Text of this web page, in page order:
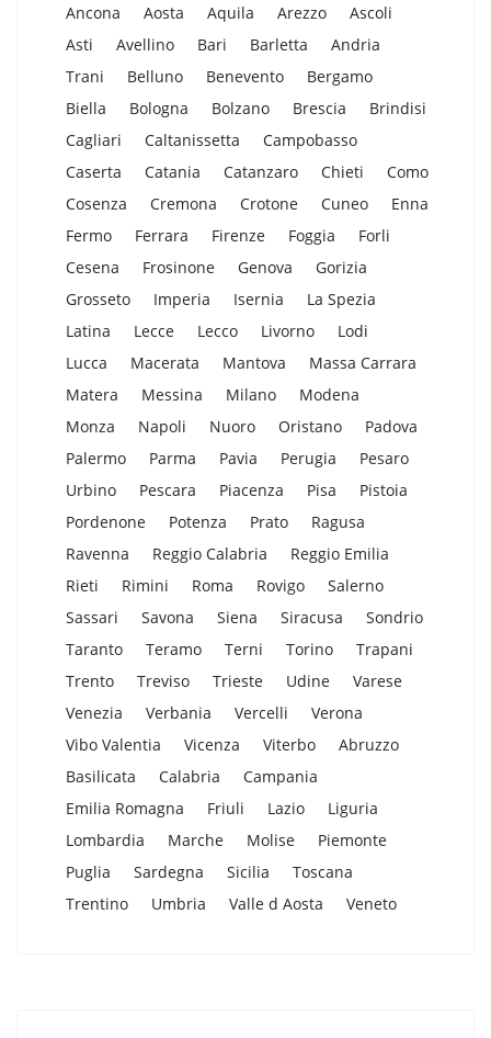
Ancona
Aosta Aquila Arezzo
Ascoli
Asti
Avellino Bari Barletta
Andria
Trani
Belluno Benevento
Bergamo
Biella
Bologna Bolzano Brescia
Brindisi
Cagliari
Caltanissetta
Campobasso
Caserta
Catania Catanzaro Chieti
Como
Cosenza
Cremona Crotone Cuneo
Enna
Fermo
Ferrara Firenze Foggia
Forli
Cesena
Frosinone Genova
Gorizia
Grosseto
Imperia Isernia
La Spezia
Latina
Lecce Lecco Livorno
Lodi
Lucca
Macerata Mantova
Massa Carrara
Matera
Messina Milano
Modena
Monza
Napoli Nuoro Oristano
Padova
Palermo
Parma Pavia Perugia
Pesaro
Urbino
Pescara Piacenza Pisa
Pistoia
Pordenone
Potenza Prato
Ragusa
Ravenna
Reggio Calabria
Reggio Emilia
Rieti
Rimini Roma Rovigo
Salerno
Sassari
Savona Siena Siracusa
Sondrio
Taranto
Teramo Terni Torino
Trapani
Trento
Treviso Trieste Udine
Varese
Venezia
Verbania Vercelli
Verona
Vibo Valentia
Vicenza Viterbo
Abruzzo
Basilicata
Calabria
Campania
Emilia Romagna
Friuli Lazio
Liguria
Lombardia
Marche Molise
Piemonte
Puglia
Sardegna Sicilia
Toscana
Trentino
Umbria Valle d Aosta Veneto